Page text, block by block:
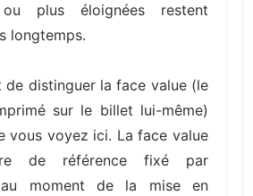
ou plus éloignées restent
longtemps.
distinguer la face value (le
sur le billet lui-même)
vous voyez ici. La face value
de référence fixé par
au moment de la mise en